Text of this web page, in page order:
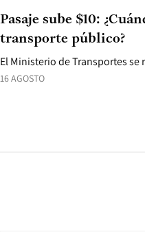
16 AGOSTO
El Ministerio de Transportes
Pasaje sube $10:
transporte público?